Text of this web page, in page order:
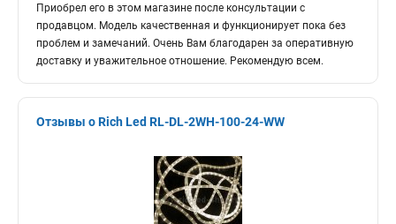
Приобрел его в этом магазине после консультации с
продавцом. Модель качественная и функционирует пока без
проблем и замечаний. Очень Вам благодарен за оперативную
доставку и уважительное отношение. Рекомендую всем.
Отзывы о Rich Led RL-DL-2WH-100-24-WW